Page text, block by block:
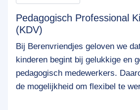
Pedagogisch Professional
(KDV)
Bij Berenvriendjes geloven we
kinderen begint bij gelukkige en
pedagogisch medewerkers.
de mogelijkheid om flexibel te